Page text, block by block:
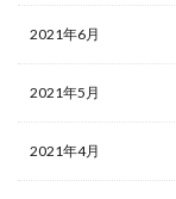
2021年6月
2021年5月
2021年4月